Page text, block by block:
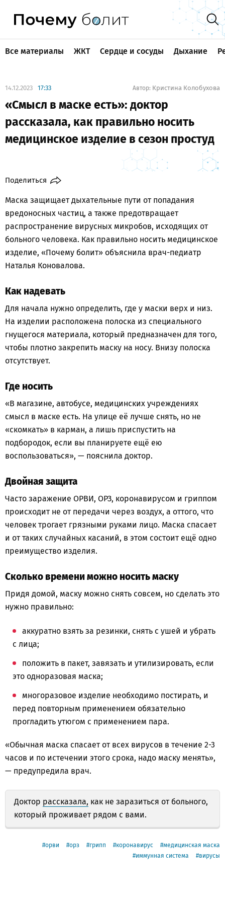
Все материалы ЖКТ Сердце и сосуды Дыхание
14.12.2023 17:33 Автор: Кристина Колобухова
«Смысл в маске есть»: доктор
рассказала, как правильно носить
медицинское изделие в сезон простуд
Поделиться
Маска защищает дыхательные пути от попадания
вредоносных частиц, а также предотвращает
распространение вирусных микробов, исходящих от
больного человека. Как правильно носить медицинское
изделие, «Почему болит» объяснила врач-педиатр
Наталья Коновалова.
Как надевать
Для начала нужно определить, где у маски верх и низ.
На изделии расположена полоска из специального
гнущегося материала, который предназначен для того,
чтобы плотно закрепить маску на носу. Внизу полоска
отсутствует.
Где носить
«В магазине, автобусе, медицинских учреждениях
смысл в маске есть. На улице её лучше снять, но не
«скомкать» в карман, а лишь приспустить на
подбородок, если вы планируете ещё ею
воспользоваться», — пояснила доктор.
Двойная защита
Часто заражение ОРВИ, ОРЗ, коронавирусом и гриппом
происходит не от передачи через воздух, а оттого, что
человек трогает грязными руками лицо. Маска спасает
и от таких случайных касаний, в этом состоит ещё одно
преимущество изделия.
Сколько времени можно носить маску
Придя домой, маску можно снять совсем, но сделать это
нужно правильно:
аккуратно взять за резинки, снять с ушей и убрать
с лица;
положить в пакет, завязать и утилизировать, если
это одноразовая маска;
многоразовое изделие необходимо постирать, и
перед повторным применением обязательно
прогладить утюгом с применением пара.
«Обычная маска спасает от всех вирусов в течение 2-3
часов и по истечении этого срока, надо маску менять»,
— предупредила врач.
Доктор рассказала, как не заразиться от больного,
который проживает рядом с вами.
орви орз грипп коронавирус
медицинская маска
иммунная система
вирусы